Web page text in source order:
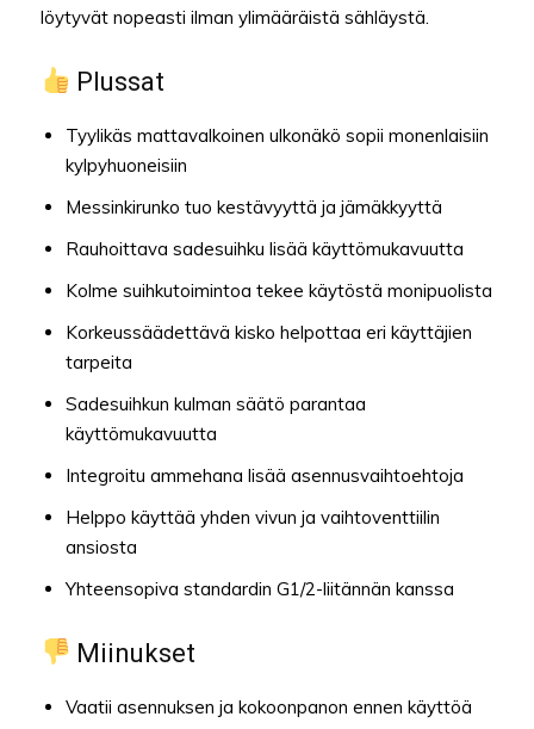
löytyvät nopeasti ilman ylimääräistä sähläystä.
Plussat
Tyylikäs mattavalkoinen ulkonäkö sopii monenlaisiin
kylpyhuoneisiin
Messinkirunko tuo kestävyyttä ja jämäkkyyttä
Rauhoittava sadesuihku lisää käyttömukavuutta
Kolme suihkutoimintoa tekee käytöstä monipuolista
Korkeussäädettävä kisko helpottaa eri käyttäjien
tarpeita
Sadesuihkun kulman säätö parantaa
käyttömukavuutta
Integroitu ammehana lisää asennusvaihtoehtoja
Helppo käyttää yhden vivun ja vaihtoventtiilin
ansiosta
Yhteensopiva standardin G1/2-liitännän kanssa
Miinukset
Vaatii asennuksen ja kokoonpanon ennen käyttöä